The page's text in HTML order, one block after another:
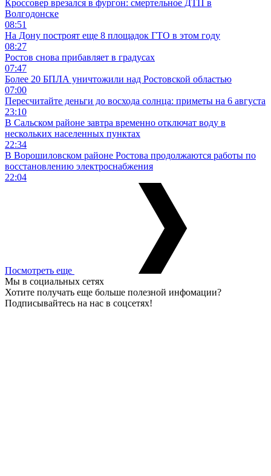
Кроссовер врезался в фургон: смертельное ДТП в
Волгодонске
08:51
На Дону построят еще 8 площадок ГТО в этом году
08:27
Ростов снова прибавляет в градусах
07:47
Более 20 БПЛА уничтожили над Ростовской областью
07:00
Пересчитайте деньги до восхода солнца: приметы на 6 августа
23:10
В Сальском районе завтра временно отключат воду в
нескольких населенных пунктах
22:34
В Ворошиловском районе Ростова продолжаются работы по
восстановлению электроснабжения
22:04
Посмотреть еще
Мы в социальных сетях
Хотите получать еще больше полезной инфомации?
Подписывайтесь на нас в соцсетях!